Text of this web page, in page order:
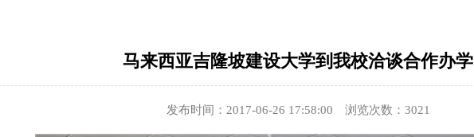
马来西亚吉隆坡建设大学到我校洽谈合作办学
发布时间：2017-06-26 17:58:00 浏览次数： 3021